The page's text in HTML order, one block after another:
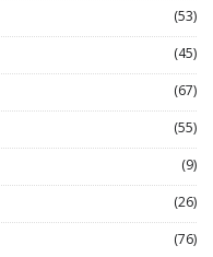
(53)
(45)
(67)
(55)
(9)
(26)
(76)